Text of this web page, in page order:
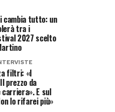
cambia tutto: un
tra i
2027 scelto
filtri: «I
prezzo da
E sul
lo rifarei più»